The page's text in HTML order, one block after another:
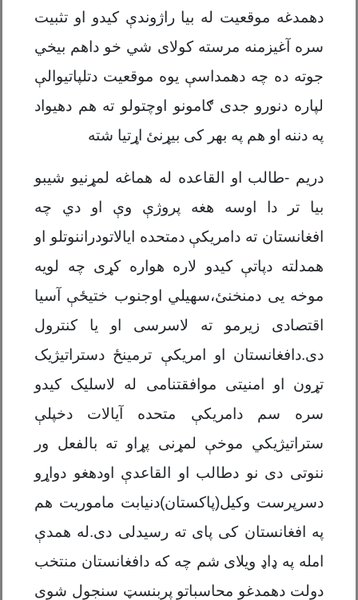
دهمدغه موقعیت له بیا راژوندې کیدو او تثبیت
سره آغیزمنه مرسته کولای شي خو داهم بیخي
جوته ده چه دهمداسې یوه موقعیت دتلپاتیوالې
لپاره دنورو جدی ګامونو اوچتولو ته هم دهیواد
په دننه او هم په بهر کی بیړنئ اړتیا شته
دریم -طالب او القاعده له هماغه لمړنیو شیبو
بیا تر دا اوسه هغه پروژې وې او دي چه
افغانستان ته دامریکې دمتحده ایالاتودراننوتلو او
همدلته دپاتې کیدو لاره هواره کړی چه لویه
موخه یی دمنخنئ،سهیلي اوجنوب ختیځې آسیا
اقتصادی زیرمو ته لاسرسی او یا کنترول
دی.دافغانستان او امریکې ترمینځ دستراتیژیک
تړون او امنیتی موافقتنامی له لاسلیک کیدو
سره سم دامریکې متحده آیالات دخپلې
ستراتیژیکي موخې لمړنی پړاو ته بالفعل ور
ننوتی دی نو دطالب او القاعدې اودهغو دواړو
دسرپرست وکیل(پاکستان)دنیابت ماموریت هم
په افغانستان کی پای ته رسیدلی دی.له همدې
امله په ډاډ ویلای شم چه که دافغانستان منتخب
دولت دهمدغو محاسباتو پربنسټ سنجول شوی